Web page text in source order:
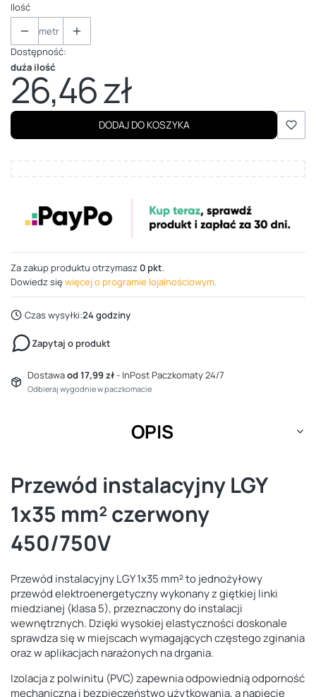
Ilość
metr
Dostępność:
duża ilość
Cena
26,46 zł
DODAJ DO KOSZYKA
Za zakup produktu otrzymasz 0 pkt.
Dowiedz się więcej o programie lojalnościowym.
Czas wysyłki:24 godziny
Zapytaj o produkt
Dostawaod 17,99 zł- InPost Paczkomaty 24/7
Odbieraj wygodnie w paczkomacie
OPIS
Przewód instalacyjny LGY
1x35 mm² czerwony
450/750V
Przewód instalacyjny LGY 1x35 mm² to jednożyłowy
przewód elektroenergetyczny wykonany z giętkiej linki
miedzianej (klasa 5), przeznaczony do instalacji
wewnętrznych. Dzięki wysokiej elastyczności doskonale
sprawdza się w miejscach wymagających częstego zginania
oraz w aplikacjach narażonych na drgania.
Izolacja z polwinitu (PVC) zapewnia odpowiednią odporność
mechaniczną i bezpieczeństwo użytkowania, a napięcie